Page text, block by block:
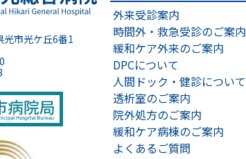
光市立光総合病院
光市光ケ丘6番1
外来受診案内
時間外・救急受診のご案内
緩和ケア外来のご案内
DPCについて
人間ドック・健診について
透析室のご案内
院外処方のご案内
緩和ケア病棟のご案内
よくあるご質問